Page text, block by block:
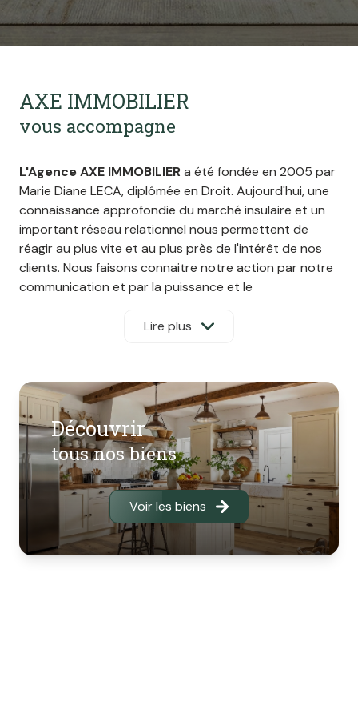
Découvrir
tous nos biens
Voir les biens
AXE IMMOBILIER
vous accompagne
L'Agence AXE IMMOBILIERa été fondée en 2005 par
Marie Diane LECA, diplômée en Droit. Aujourd'hui, une
connaissance approfondie du marché insulaire et un
important réseau relationnel nous permettent de
réagir au plus vite et au plus près de l'intérêt de nos
clients. Nous faisons connaitre notre action par notre
communication et par la puissance et le
Forte de son travail et de son sérieux, l’agence
Pourquoi vous adresser a nous ?
- Vente d'un bien immobilier
: nous vous
accompagnons dans votre démarche avec rigueur,
attentifs à respecter votre rythme de décision et à
vous assurer un suivi personnalisé. Si nécessaire, nous
vous suggérons les aménagements qui aideront vos
acquéreurs à percevoir immédiatement la qualité de
votre bien. Nous vous conseillons pour aboutir au prix
Lire plus